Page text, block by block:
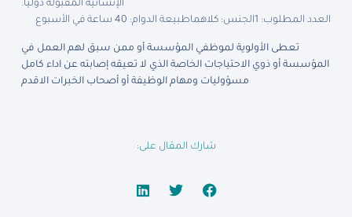
الإنسانية المقبولة دوليًا.
العدد المطلوب: 1
الجنس: كلاهماطبيعة الدوام: 40 ساعة في الأسبوع
تعطى الأولوية لموظفي المؤسسة أو ممن سبق لهم العمل في
المؤسسة أو ذوي الاحتياجات الخاصة الذي لا تعيقه إصابته عن اداء كامل
مسؤوليات ومهام الوظيفة أو أصحاب الخبرات الاقدم
شارك المقال على: